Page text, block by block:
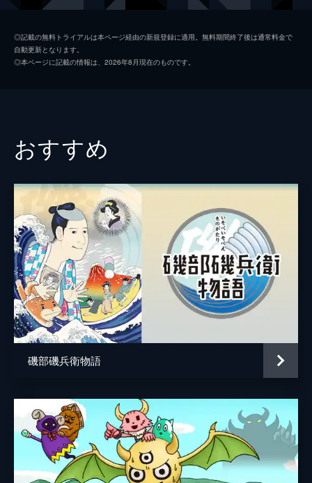
◎記載の無料トライアルは本ページ経由の新規登録に適用。無料期間終了後は通常料金で
自動更新となります。
◎本ページに記載の情報は、2026年8月現在のものです。
おすすめ
磯部磯兵衛物語